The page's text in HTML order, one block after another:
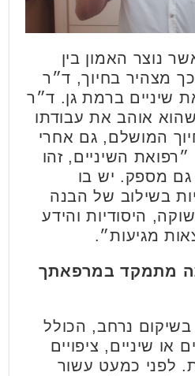
נוצר האמון בין
מצהיר בחיוך, ד״ר
שיניים ברמת גן. ד״ר
אוהב את עבודתו
המושלם, גם אחרי
״רפואת השיניים, זהו
מספק. יש בו
בשילוב של הבנה
היסודיות והידע
מגיעות״.
מתמקד במרפאתך
נרחב, הכולל
שיניים, ציפויים
לפני כמעט עשור